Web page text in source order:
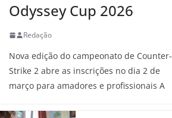
Odyssey Cup 2026
Redação
Nova edição do campeonato de Counter-
Strike 2 abre as inscrições no dia 2 de
março para amadores e profissionais A